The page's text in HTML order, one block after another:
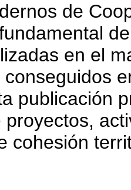
de
en el
publicación
proyectos,
cohesión